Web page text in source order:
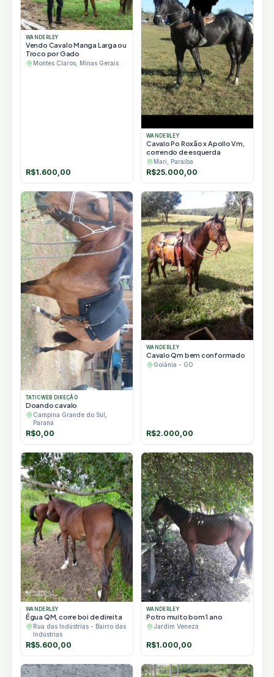
WANDERLEY
Vendo Cavalo Manga Larga ou
Troco por Gado
Montes Claros, Minas Gerais
R$1.600,00
WANDERLEY
Cavalo Po Roxão x Apollo Vm,
correndo de esquerda
Mari, Paraíba
R$25.000,00
TATICWEB DIREÇÃO
Doando cavalo
Campina Grande do Sul,
Paraná
R$0,00
WANDERLEY
Cavalo Qm bem conformado
Goiânia - GO
R$2.000,00
WANDERLEY
Égua QM, corre boi de direita
Rua das Indústrias - Bairro das
Indústrias
R$5.600,00
WANDERLEY
Potro muito bom 1 ano
Jardim Veneza
R$1.000,00